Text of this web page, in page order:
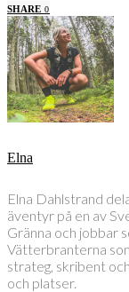
SHARE 0
Elna
Elna Dahlstrand
äventyr på en av
Gränna och jobbar
Vätterbranterna
strateg, skribent
och platser.